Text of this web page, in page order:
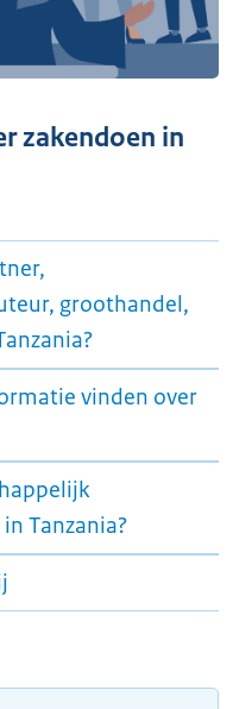
zakendoen in
groothandel,
vinden over
Tanzania?